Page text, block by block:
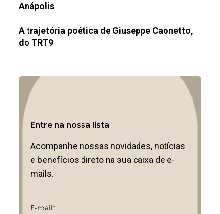
Anápolis
A trajetória poética de Giuseppe Caonetto,
do TRT9
Entre na nossa lista
Acompanhe nossas novidades, notícias
e benefícios direto na sua caixa de e-
mails.
E-mail*